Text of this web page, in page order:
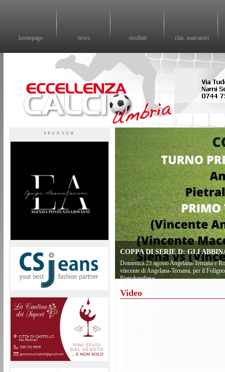
homepage news risultati clas. marcatori
SPONSOR
COPPA DI SERIE D: GLI
Domenica 23 agosto Angelana-Ternana e
vincente di Angelana-Ternana, per il
Pietralunghese
Video